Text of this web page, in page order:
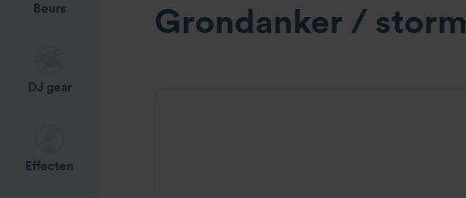
Beurs
DJ gear
Effecten
Grondanker /